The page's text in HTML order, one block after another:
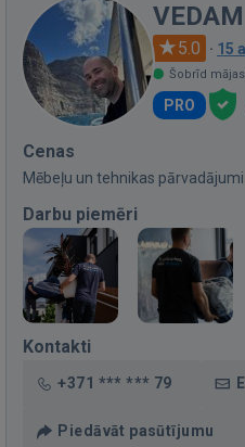
VEDAM
5.0 · 15
Šobrīd
PRO
Cenas
Mēbeļu un tehnikas pārvadājumi
Darbu piemēri
Kontakti
+371 *** *** 79
Piedāvāt pasūtījumu